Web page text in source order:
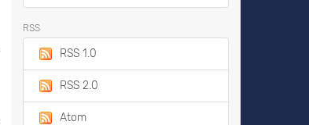
RSS
RSS 1.0
RSS 2.0
Atom